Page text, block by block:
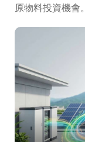
原物料投資機會。